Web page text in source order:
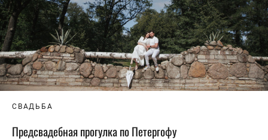
СВАДЬБА
Предсвадебная прогулка по Петергофу